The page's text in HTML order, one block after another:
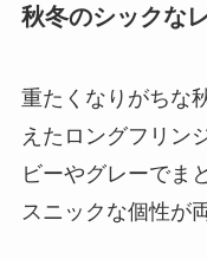
秋冬のシックな
重たくなりがちな
えたロングフリン
ビーやグレーでま
スニックな個性が